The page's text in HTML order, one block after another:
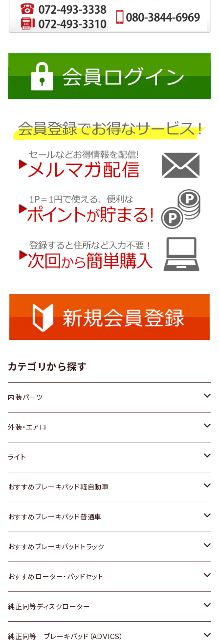
カテゴリから探す
内装パーツ
トヨタ
ホンダ
スズキ
日産
いすゞ
ダイハツ
マツダ
三菱
外装・エアロ
トヨタ
ホンダ
スズキ
日産
いすゞ
ダイハツ
マツダ
ライト
トヨタ
スズキ
日産
いすゞ
ダイハツ
三菱
おすすめブレーキパッド軽自動車
トヨタ
ホンダ
スズキ
日産
ダイハツ
おすすめブレーキパッド普通車
トヨタ
ホンダ
スズキ
日産
おすすめブレーキパッドトラック
トヨタ
日産
いすゞ
おすすめローター・パッドセット
トヨタ
ホンダ
純正同等ディスクローター
トヨタ
純正同等 ブレーキパッド（ADVICS）